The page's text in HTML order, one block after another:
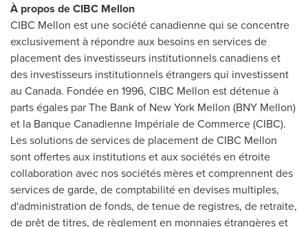
À propos de CIBC Mellon
CIBC Mellon est une société canadienne qui se concentre
exclusivement à répondre aux besoins en services de
placement des investisseurs institutionnels canadiens et
des investisseurs institutionnels étrangers qui investissent
au Canada. Fondée en 1996, CIBC Mellon est détenue à
parts égales par The Bank of New York Mellon (BNY Mellon)
et la Banque Canadienne Impériale de Commerce (CIBC).
Les solutions de services de placement de CIBC Mellon
sont offertes aux institutions et aux sociétés en étroite
collaboration avec nos sociétés mères et comprennent des
services de garde, de comptabilité en devises multiples,
d'administration de fonds, de tenue de registres, de retraite,
de prêt de titres, de règlement en monnaies étrangères et